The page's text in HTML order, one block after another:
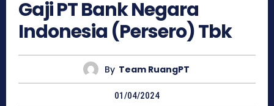
Gaji PT Bank Negara
Indonesia (Persero) Tbk
By Team RuangPT
01/04/2024